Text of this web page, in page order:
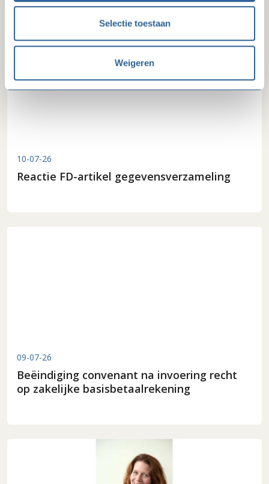
Selectie toestaan
Weigeren
Laatste nieuws
10-07-26
Reactie FD-artikel gegevensverzameling
09-07-26
Beëindiging convenant na invoering recht
op zakelijke basisbetaalrekening